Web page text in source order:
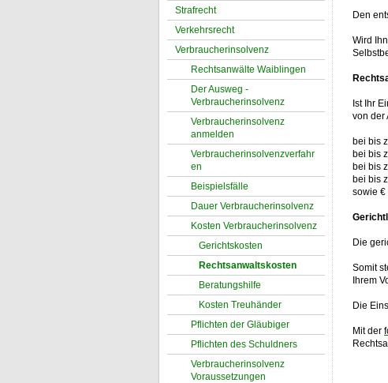
Strafrecht
Verkehrsrecht
Verbraucherinsolvenz
Rechtsanwälte Waiblingen
Der Ausweg -
Verbraucherinsolvenz
Verbraucherinsolvenz
anmelden
Verbraucherinsolvenzverfahr
en
Beispielsfälle
Dauer Verbraucherinsolvenz
Kosten Verbraucherinsolvenz
Gerichtskosten
Rechtsanwaltskosten
Beratungshilfe
Kosten Treuhänder
Pflichten der Gläubiger
Pflichten des Schuldners
Verbraucherinsolvenz
Voraussetzungen
Den
Wird
Ist Ihr
von der
bei bis
bei bis
bei bis
bei bis
sowie €
Die
Somit
Ihrem
Die
Mit der